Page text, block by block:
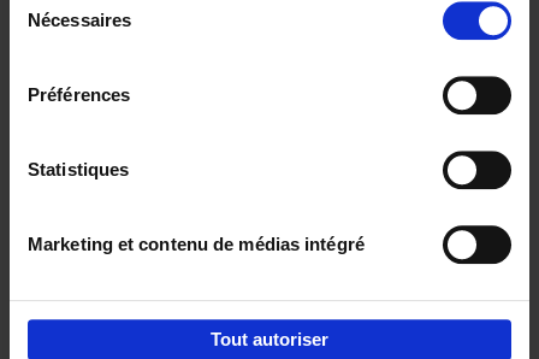
Nécessaires
Préférences
Statistiques
Marketing et contenu de médias intégré
Tout autoriser
Digital marketing like a PRO -
completely revised edition (EN)